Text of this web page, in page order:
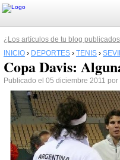
¿Los artículos de tu blog
INICIO › DEPORTES › TENIS ›
Copa Davis:
Publicado el 05 diciembre 2011 por